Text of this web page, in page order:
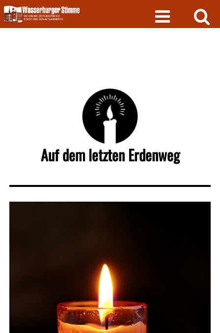
Skip
to
content
Auf dem letzten Erdenweg